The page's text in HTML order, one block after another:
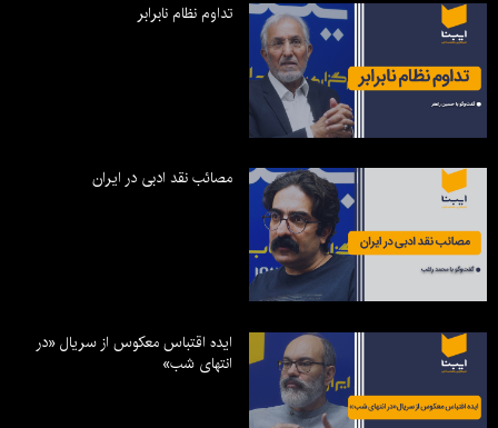
تداوم نظام نابرابر
مصائب نقد ادبی در ایران
ایده اقتباس معکوس از سریال «در
انتهای شب»